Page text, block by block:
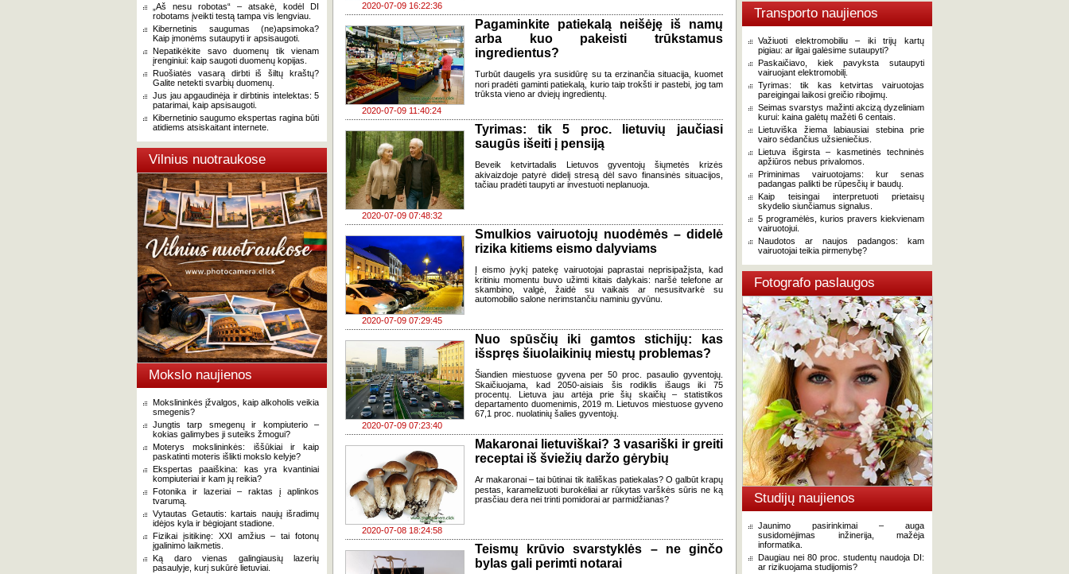
„Aš nesu robotas“ – atsakė, kodėl DI
robotams įveikti testą tampa vis lengviau.
Kibernetinis saugumas (ne)apsimoka?
Kaip įmonėms sutaupyti ir apsisaugoti.
Nepatikėkite savo duomenų tik vienam
įrenginiui: kaip saugoti duomenų kopijas.
Ruošiatės vasarą dirbti iš šiltų kraštų?
Galite netekti svarbių duomenų.
Jus jau apgaudinėja ir dirbtinis intelektas: 5
patarimai, kaip apsisaugoti.
Kibernetinio saugumo ekspertas ragina būti
atidiems atsiskaitant internete.
Vilnius nuotraukose
Mokslo naujienos
Mokslininkės įžvalgos, kaip alkoholis veikia
smegenis?
Jungtis tarp smegenų ir kompiuterio –
kokias galimybes ji suteiks žmogui?
Moterys mokslininkės: iššūkiai ir kaip
paskatinti moteris išlikti mokslo kelyje?
Ekspertas paaiškina: kas yra kvantiniai
kompiuteriai ir kam jų reikia?
Fotonika ir lazeriai – raktas į aplinkos
tvarumą.
Vytautas Getautis: kartais naujų išradimų
idėjos kyla ir bėgiojant stadione.
Fizikai įsitikinę: XXI amžius – tai fotonų
įgalinimo laikmetis.
Ką daro vienas galingiausių lazerių
pasaulyje, kurį sukūrė lietuviai.
2020-07-09 16:22:36
2020-07-09 11:40:24
Pagaminkite patiekalą neišėję iš namų
arba kuo pakeisti trūkstamus
ingredientus?
Turbūt daugelis yra susidūrę su ta erzinančia situacija, kuomet
nori pradėti gaminti patiekalą, kurio taip trokšti ir pastebi, jog tam
trūksta vieno ar dviejų ingredientų.
2020-07-09 07:48:32
Tyrimas: tik 5 proc. lietuvių jaučiasi
saugūs išeiti į pensiją
Beveik ketvirtadalis Lietuvos gyventojų šiųmetės krizės
akivaizdoje patyrė didelį stresą dėl savo finansinės situacijos,
tačiau pradėti taupyti ar investuoti neplanuoja.
2020-07-09 07:29:45
Smulkios vairuotojų nuodėmės – didelė
rizika kitiems eismo dalyviams
Į eismo įvykį patekę vairuotojai paprastai neprisipažįsta, kad
kritiniu momentu buvo užimti kitais dalykais: naršė telefone ar
skambino, valgė, žaidė su vaikais ar nesusitvarkė su
automobilio salone nerimstančiu naminiu gyvūnu.
2020-07-09 07:23:40
Nuo spūsčių iki gamtos stichijų: kas
išspręs šiuolaikinių miestų problemas?
Šiandien miestuose gyvena per 50 proc. pasaulio gyventojų.
Skaičiuojama, kad 2050-aisiais šis rodiklis išaugs iki 75
procentų. Lietuva jau artėja prie šių skaičių – statistikos
departamento duomenimis, 2019 m. Lietuvos miestuose gyveno
67,1 proc. nuolatinių šalies gyventojų.
2020-07-08 18:24:58
Makaronai lietuviškai? 3 vasariški ir greiti
receptai iš šviežių daržo gėrybių
Ar makaronai – tai būtinai tik itališkas patiekalas? O galbūt krapų
pestas, karamelizuoti burokėliai ar rūkytas varškės sūris ne ką
prasčiau dera nei trinti pomidorai ar parmidžianas?
Teismų krūvio svarstyklės – ne ginčo
bylas gali perimti notarai
Transporto naujienos
Važiuoti elektromobiliu – iki trijų kartų
pigiau: ar ilgai galėsime sutaupyti?
Paskaičiavo, kiek pavyksta sutaupyti
vairuojant elektromobilį.
Tyrimas: tik kas ketvirtas vairuotojas
pareigingai laikosi greičio ribojimų.
Seimas svarstys mažinti akcizą dyzeliniam
kurui: kaina galėtų mažėti 6 centais.
Lietuviška žiema labiausiai stebina prie
vairo sėdančius užsieniečius.
Lietuva išgirsta – kasmetinės techninės
apžiūros nebus privalomos.
Priminimas vairuotojams: kur senas
padangas palikti be rūpesčių ir baudų.
Kaip teisingai interpretuoti prietaisų
skydelio siunčiamus signalus.
5 programėlės, kurios pravers kiekvienam
vairuotojui.
Naudotos ar naujos padangos: kam
vairuotojai teikia pirmenybę?
Fotografo paslaugos
Studijų naujienos
Jaunimo pasirinkimai – auga
susidomėjimas inžinerija, mažėja
informatika.
Daugiau nei 80 proc. studentų naudoja DI:
ar rizikuojama studijomis?